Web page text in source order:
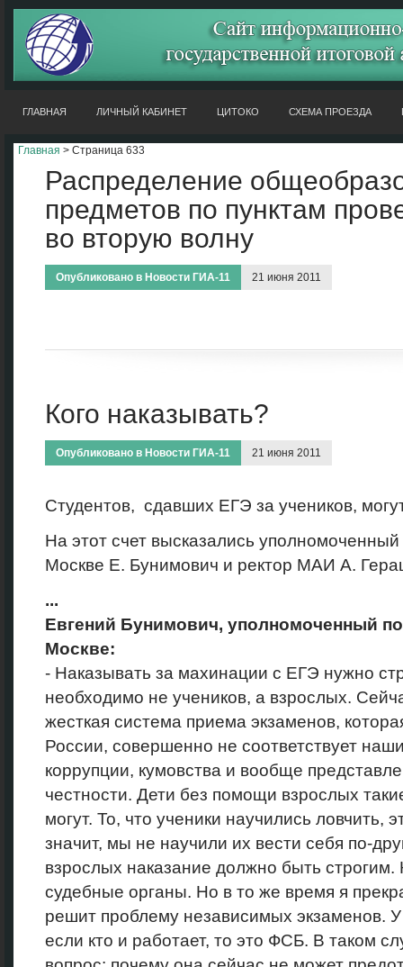
ГЛАВНАЯ ЛИЧНЫЙ КАБИНЕТ ЦИТОКО СХЕМА ПРОЕЗДА
Главная > Страница 633
Распределение
предметов по пунктам
во вторую волну
Опубликовано в Новости ГИА-11 21 июня 2011
Кого наказывать?
Опубликовано в Новости ГИА-11 21 июня 2011
Студентов, сдавших ЕГЭ за учеников,
На этот счет высказались
Москве Е. Бунимович и ректор МАИ А.
...
Евгений Бунимович, уполномоченный
Москве:
- Наказывать за махинации с ЕГЭ нужно
необходимо не учеников, а взрослых.
жесткая система приема экзаменов,
России, совершенно не соответствует
коррупции, кумовства и вообще
честности. Дети без помощи взрослых
могут. То, что ученики научились ловчить,
значит, мы не научили их вести себя по-
взрослых наказание должно быть
судебные органы. Но в то же время я
решит проблему независимых экзаменов. У
если кто и работает, то это ФСБ. В таком